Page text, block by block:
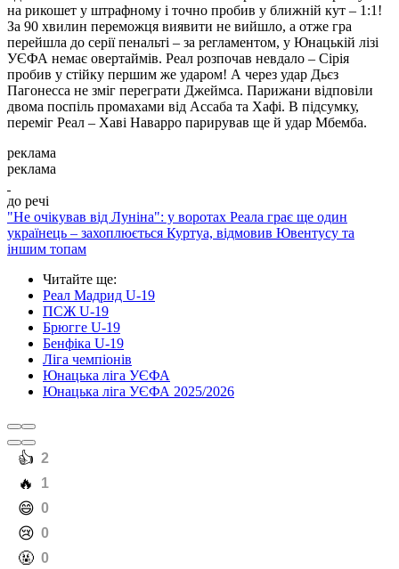
на рикошет у штрафному і точно пробив у ближній кут – 1:1!
За 90 хвилин переможця виявити не вийшло, а отже гра
перейшла до серії пенальті – за регламентом, у Юнацькій лізі
УЄФА немає овертаймів. Реал розпочав невдало – Сірія
пробив у стійку першим же ударом! А через удар Дьєз
Пагонесса не зміг переграти Джеймса. Парижани відповіли
двома поспіль промахами від Ассаба та Хафі. В підсумку,
переміг Реал – Хаві Наварро парирував ще й удар Мбемба.
реклама
реклама
до речі
"Не очікував від Луніна": у воротах Реала грає ще один
українець – захоплюється Куртуа, відмовив Ювентусу та
іншим топам
Читайте ще:
Реал Мадрид U-19
ПСЖ U-19
Брюгге U-19
Бенфіка U-19
Ліга чемпіонів
Юнацька ліга УЄФА
Юнацька ліга УЄФА 2025/2026
️👍 2
️🔥 1
️😄 0
️😢 0
️🤬 0